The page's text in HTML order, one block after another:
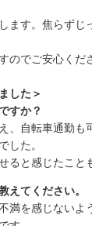
ます。焦らずじ
のでご安心くだ
した＞
すか？
、自転車通勤も
した。
ると感じたこと
えてください。
満を感じないよ